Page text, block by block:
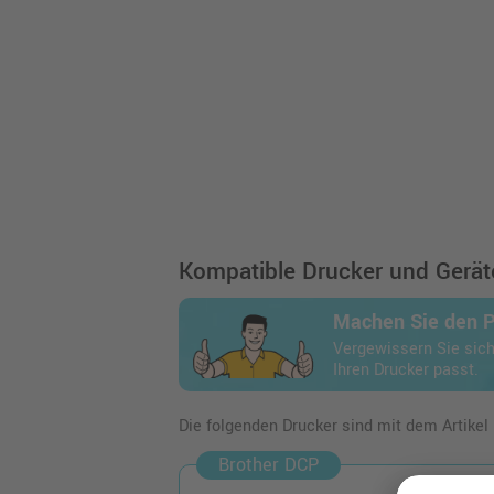
Kompatible Drucker und
Machen Sie den
Vergewissern Sie
Ihren Drucker passt.
Die folgenden Drucker sind mit dem Artikel
Brother DCP